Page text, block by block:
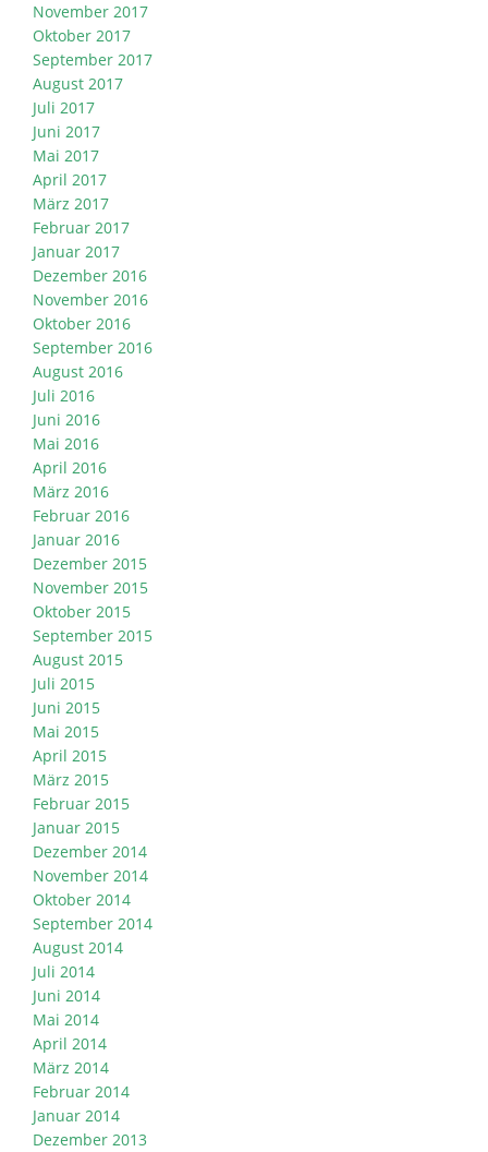
November 2017
Oktober 2017
September 2017
August 2017
Juli 2017
Juni 2017
Mai 2017
April 2017
März 2017
Februar 2017
Januar 2017
Dezember 2016
November 2016
Oktober 2016
September 2016
August 2016
Juli 2016
Juni 2016
Mai 2016
April 2016
März 2016
Februar 2016
Januar 2016
Dezember 2015
November 2015
Oktober 2015
September 2015
August 2015
Juli 2015
Juni 2015
Mai 2015
April 2015
März 2015
Februar 2015
Januar 2015
Dezember 2014
November 2014
Oktober 2014
September 2014
August 2014
Juli 2014
Juni 2014
Mai 2014
April 2014
März 2014
Februar 2014
Januar 2014
Dezember 2013